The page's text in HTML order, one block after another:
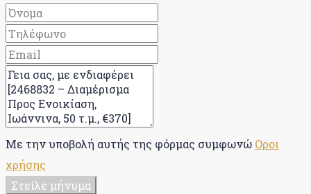
Με την υποβολή αυτής της φόρμας συμφωνώ Οροι
χρήσης
Στείλε μήνυμα